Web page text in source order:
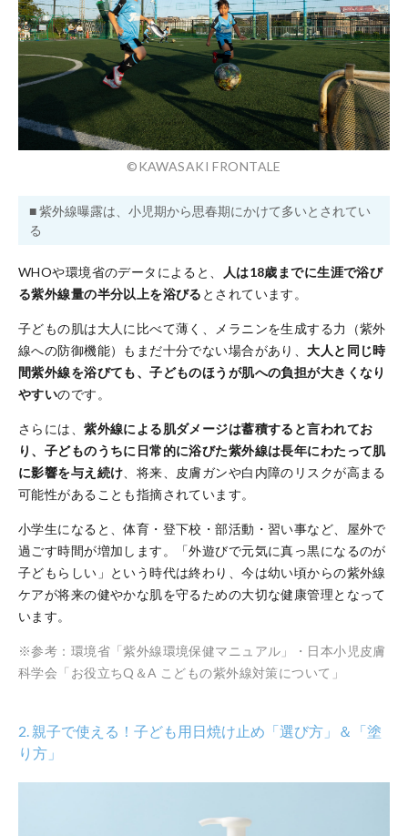
©KAWASAKI FRONTALE
■ 紫外線曝露は、小児期から思春期にかけて多いとされてい
る
WHOや環境省のデータによると、
人は18歳までに生涯で浴び
る紫外線量の半分以上を浴びる とされています。
子どもの肌は大人に比べて薄く、メラニンを生成する力（紫外
線への防御機能）もまだ十分でない場合があり、 大人と同じ時
間紫外線を浴びても、子どものほうが肌への負担が大きくなり
やすいのです。
さらには、紫外線による肌ダメージは蓄積すると言われてお
り、子どものうちに日常的に浴びた紫外線は長年にわたって肌
に影響を与え続け 、将来、皮膚ガンや白内障のリスクが高まる
可能性があることも指摘されています。
小学生になると、体育・登下校・部活動・習い事など、屋外で
過ごす時間が増加します。「外遊びで元気に真っ黒になるのが
子どもらしい」という時代は終わり、今は幼い頃からの紫外線
ケアが将来の健やかな肌を守るための大切な健康管理となって
います。
※参考：環境省「紫外線環境保健マニュアル」・日本小児皮膚
科学会「お役立ちQ＆A こどもの紫外線対策について」
2. 親子で使える！子ども用日焼け止め「選び方」＆「塗
り方」